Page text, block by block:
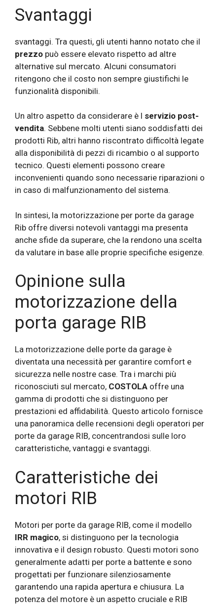
Svantaggi
svantaggi. Tra questi, gli utenti hanno notato che il
prezzo può essere elevato rispetto ad altre
alternative sul mercato. Alcuni consumatori
ritengono che il costo non sempre giustifichi le
funzionalità disponibili.
Un altro aspetto da considerare è l servizio post-
vendita. Sebbene molti utenti siano soddisfatti dei
prodotti Rib, altri hanno riscontrato difficoltà legate
alla disponibilità di pezzi di ricambio o al supporto
tecnico. Questi elementi possono creare
inconvenienti quando sono necessarie riparazioni o
in caso di malfunzionamento del sistema.
In sintesi, la motorizzazione per porte da garage
Rib offre diversi notevoli vantaggi ma presenta
anche sfide da superare, che la rendono una scelta
da valutare in base alle proprie specifiche esigenze.
Opinione sulla
motorizzazione della
porta garage RIB
La motorizzazione delle porte da garage è
diventata una necessità per garantire comfort e
sicurezza nelle nostre case. Tra i marchi più
riconosciuti sul mercato, COSTOLA offre una
gamma di prodotti che si distinguono per
prestazioni ed affidabilità. Questo articolo fornisce
una panoramica delle recensioni degli operatori per
porte da garage RIB, concentrandosi sulle loro
caratteristiche, vantaggi e svantaggi.
Caratteristiche dei
motori RIB
Motori per porte da garage RIB, come il modello
IRR magico, si distinguono per la tecnologia
innovativa e il design robusto. Questi motori sono
generalmente adatti per porte a battente e sono
progettati per funzionare silenziosamente
garantendo una rapida apertura e chiusura. La
potenza del motore è un aspetto cruciale e RIB